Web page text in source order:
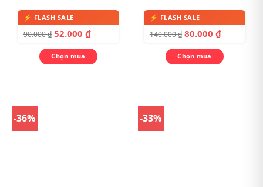
90.000₫ 52.000 ₫
Chọn mua
140.000₫ 80.000 ₫
Chọn mua
-36% -33%